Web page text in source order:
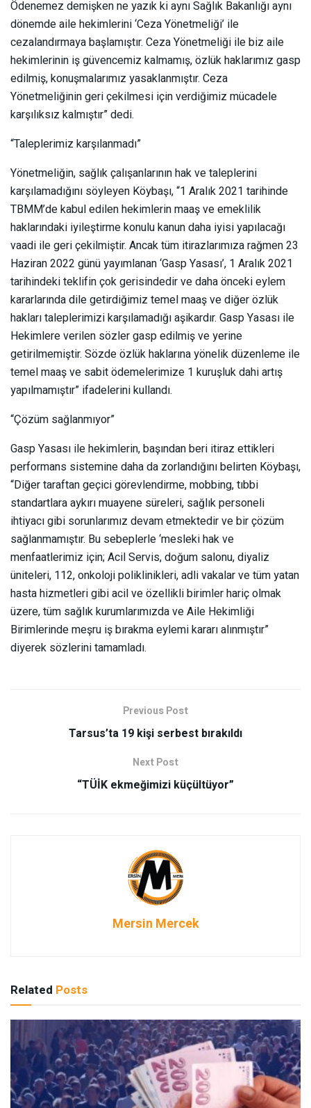
Ödenemez demişken ne yazık ki aynı Sağlık Bakanlığı aynı
dönemde aile hekimlerini ‘Ceza Yönetmeliği’ ile
cezalandırmaya başlamıştır. Ceza Yönetmeliği ile biz aile
hekimlerinin iş güvencemiz kalmamış, özlük haklarımız gasp
edilmiş, konuşmalarımız yasaklanmıştır. Ceza
Yönetmeliğinin geri çekilmesi için verdiğimiz mücadele
karşılıksız kalmıştır” dedi.
“Taleplerimiz karşılanmadı”
Yönetmeliğin, sağlık çalışanlarının hak ve taleplerini
karşılamadığını söyleyen Köybaşı, “1 Aralık 2021 tarihinde
TBMM’de kabul edilen hekimlerin maaş ve emeklilik
haklarındaki iyileştirme konulu kanun daha iyisi yapılacağı
vaadi ile geri çekilmiştir. Ancak tüm itirazlarımıza rağmen 23
Haziran 2022 günü yayımlanan ‘Gasp Yasası’, 1 Aralık 2021
tarihindeki teklifin çok gerisindedir ve daha önceki eylem
kararlarında dile getirdiğimiz temel maaş ve diğer özlük
hakları taleplerimizi karşılamadığı aşikardır. Gasp Yasası ile
Hekimlere verilen sözler gasp edilmiş ve yerine
getirilmemiştir. Sözde özlük haklarına yönelik düzenleme ile
temel maaş ve sabit ödemelerimize 1 kuruşluk dahi artış
yapılmamıştır” ifadelerini kullandı.
“Çözüm sağlanmıyor”
Gasp Yasası ile hekimlerin, başından beri itiraz ettikleri
performans sistemine daha da zorlandığını belirten Köybaşı,
“Diğer taraftan geçici görevlendirme, mobbing, tıbbi
standartlara aykırı muayene süreleri, sağlık personeli
ihtiyacı gibi sorunlarımız devam etmektedir ve bir çözüm
sağlanmamıştır. Bu sebeplerle ‘mesleki hak ve
menfaatlerimiz için; Acil Servis, doğum salonu, diyaliz
üniteleri, 112, onkoloji poliklinikleri, adli vakalar ve tüm yatan
hasta hizmetleri gibi acil ve özellikli birimler hariç olmak
üzere, tüm sağlık kurumlarımızda ve Aile Hekimliği
Birimlerinde meşru iş bırakma eylemi kararı alınmıştır”
diyerek sözlerini tamamladı.
Previous Post
Tarsus’ta 19 kişi serbest bırakıldı
Next Post
“TÜİK ekmeğimizi küçültüyor”
Mersin Mercek
Related Posts